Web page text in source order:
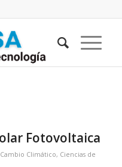
Fotovoltaica
Cambio Climático, Ciencias de